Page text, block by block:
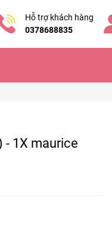
Hỗ trợ khách hàng
0378688835
- 1X maurice